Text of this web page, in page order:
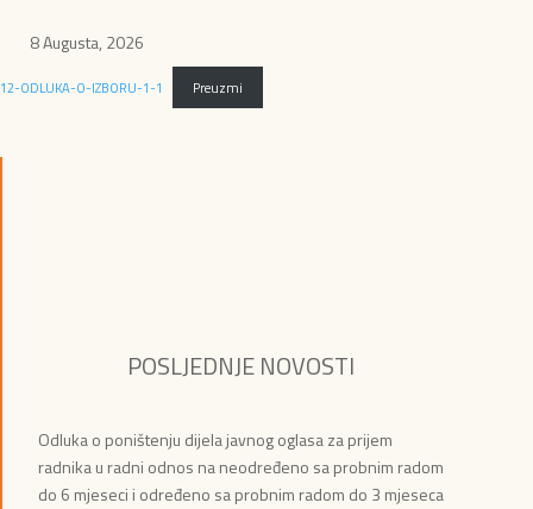
8 Augusta, 2026
12-ODLUKA-O-IZBORU-1-1 Preuzmi
POSLJEDNJE NOVOSTI
Odluka o poništenju dijela javnog oglasa za prijem
radnika u radni odnos na neodređeno sa probnim radom
do 6 mjeseci i određeno sa probnim radom do 3 mjeseca